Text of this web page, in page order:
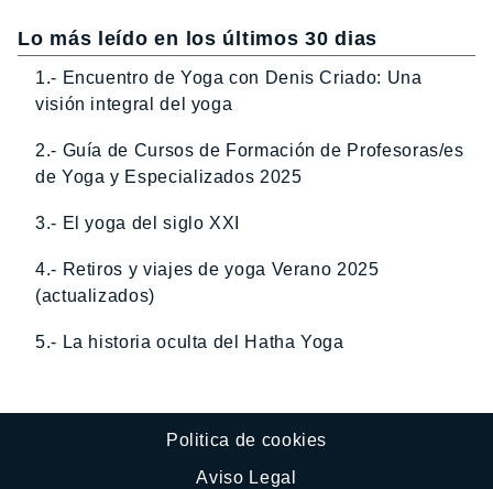
Lo más leído en los últimos 30 dias
1.- Encuentro de Yoga con Denis Criado: Una
visión integral del yoga
2.- Guía de Cursos de Formación de Profesoras/es
de Yoga y Especializados 2025
3.- El yoga del siglo XXI
4.- Retiros y viajes de yoga Verano 2025
(actualizados)
5.- La historia oculta del Hatha Yoga
Politica de cookies
Aviso Legal